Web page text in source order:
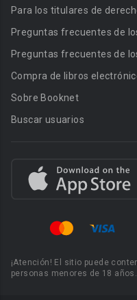
Para los titulares de
Preguntas frecuentes de
Preguntas frecuentes de
Compra de libros
Sobre Booknet
Buscar usuarios
¡Atención! El sitio puede
personas menores de 18 años.